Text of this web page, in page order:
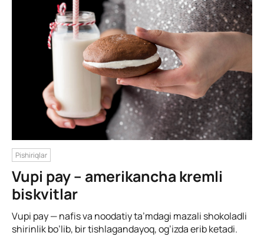
Pishiriqlar
Vupi pay – amerikancha kremli
biskvitlar
Vupi pay — nafis va noodatiy ta’mdagi mazali shokoladli
shirinlik bo’lib, bir tishlagandayoq, og’izda erib ketadi.